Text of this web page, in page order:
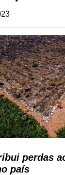
perdas
país